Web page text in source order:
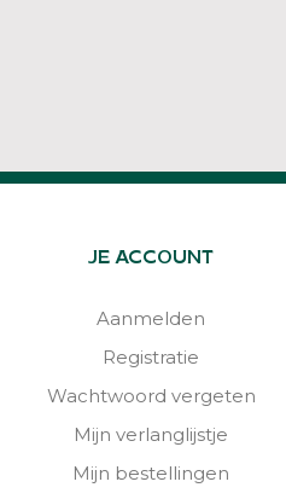
JE ACCOUNT
Aanmelden
Registratie
Wachtwoord vergeten
Mijn verlanglijstje
Mijn bestellingen